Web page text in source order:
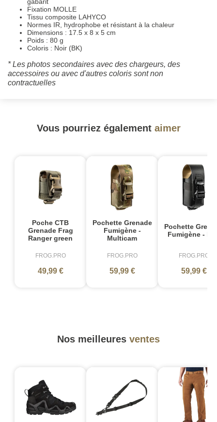
Fixation MOLLE
Tissu composite LAHYCO
Normes IR, hydrophobe et résistant à la chaleur
Dimensions : 17.5 x 8 x 5 cm
Poids : 80 g
Coloris : Noir (BK)
* Les photos secondaires avec des chargeurs, des
accessoires ou avec d'autres coloris sont non
contractuelles
Vous pourriez également aimer
Poche CTB
Grenade Frag
Ranger green
FROG.PRO
49,99 €
Pochette Grenade
Fumigène -
Multicam
FROG.PRO
59,99 €
Pochette
Fumigène -
FROG.PRO
59,99 €
Nos meilleures ventes